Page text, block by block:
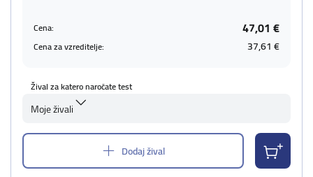
Cena: 47,01 €
Cena za vzreditelje: 37,61 €
Žival za katero naročate test
Moje živali
Dodaj žival